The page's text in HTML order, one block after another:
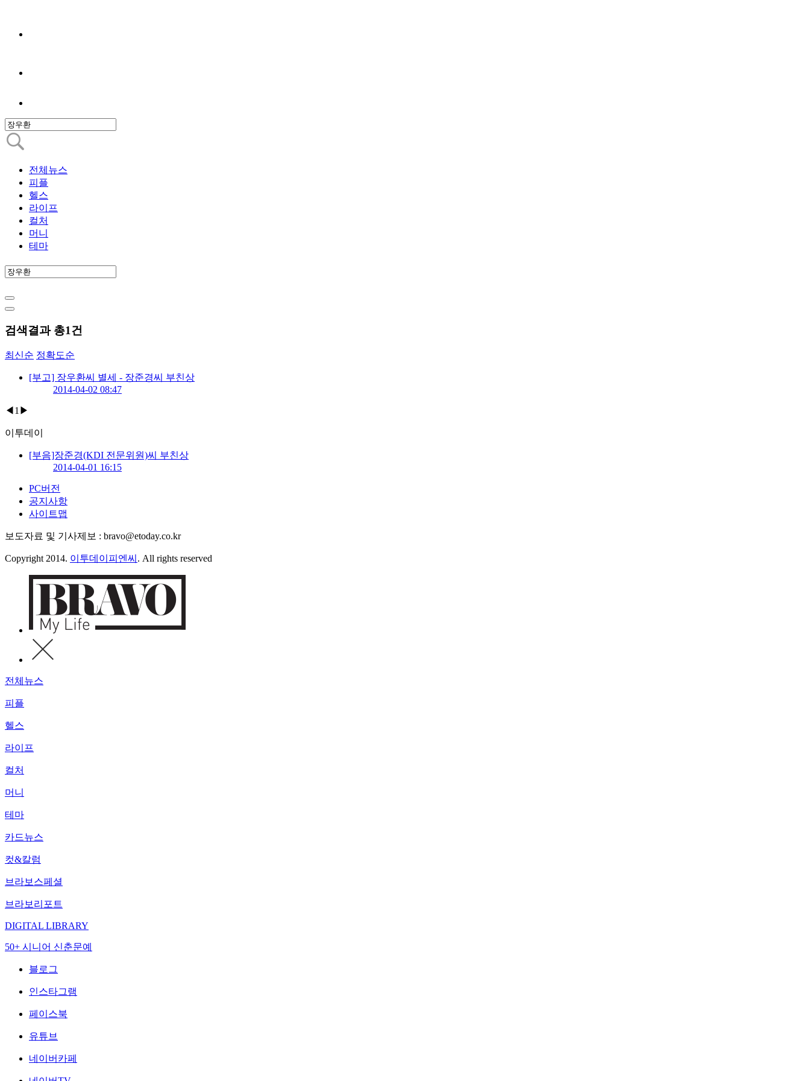
전체뉴스
피플
헬스
라이프
컬처
머니
테마
검색결과 총1건
최신순 정확도순
[부고] 장우환씨 별세 - 장준경씨 부친상
2014-04-02 08:47
◀ 1 ▶
이투데이
[부음]장준경(KDI 전문위원)씨 부친상
2014-04-01 16:15
PC버전
공지사항
사이트맵
보도자료 및 기사제보 : bravo@etoday.co.kr
Copyright 2014. 이투데이피엔씨 . All rights reserved
전체뉴스
피플
헬스
라이프
컬처
머니
테마
카드뉴스
컷&칼럼
브라보스페셜
브라보리포트
DIGITAL LIBRARY
50+ 시니어 신춘문예
블로그
인스타그램
페이스북
유튜브
네이버카페